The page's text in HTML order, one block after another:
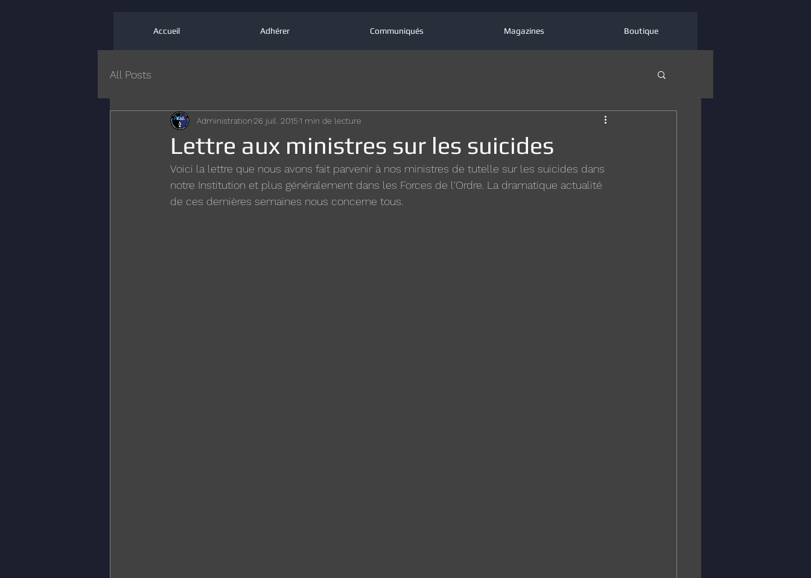
Accueil Adhérer Communiqués Magazines Boutique
All Posts
Lettre aux ministres sur les suicides
Administration26 juil. 2015 1 min de lecture
Voici la lettre que nous avons fait parvenir à nos ministres de tutelle sur les suicides dans
notre Institution et plus généralement dans les Forces de l'Ordre. La dramatique actualité
de ces dernières semaines nous concerne tous.